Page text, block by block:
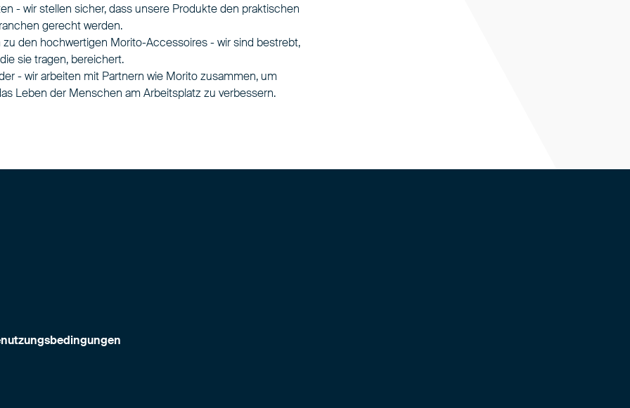
- wir stellen sicher, dass unsere Produkte den praktischen
gerecht werden.
den hochwertigen Morito-Accessoires - wir sind bestrebt,
sie tragen, bereichert.
- wir arbeiten mit Partnern wie Morito zusammen, um
Leben der Menschen am Arbeitsplatz zu verbessern.